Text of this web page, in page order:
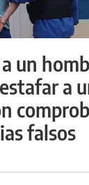
un
a
falsos